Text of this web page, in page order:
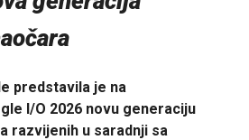
predstavila je na
I/O 2026 novu generaciju
razvijenih u saradnji sa